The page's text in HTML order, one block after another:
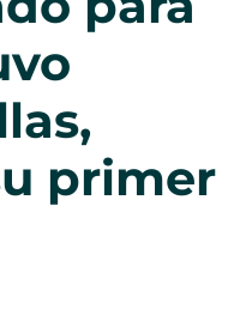
primer